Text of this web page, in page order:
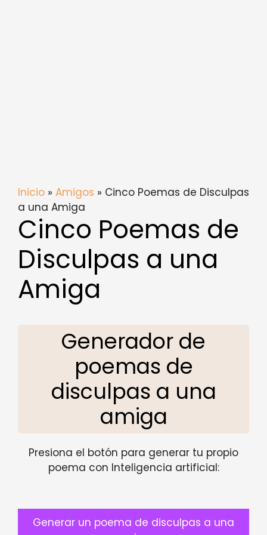
Inicio » Amigos » Cinco Poemas de Disculpas
a una Amiga
Cinco Poemas de
Disculpas a una
Amiga
Generador de
poemas de
disculpas a una
amiga
Presiona el botón para generar tu propio
poema con Inteligencia artificial:
Generar un poema de disculpas a una